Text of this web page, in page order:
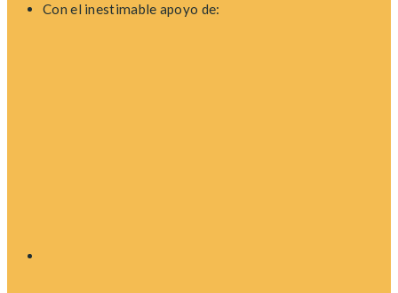
Con el inestimable apoyo de: